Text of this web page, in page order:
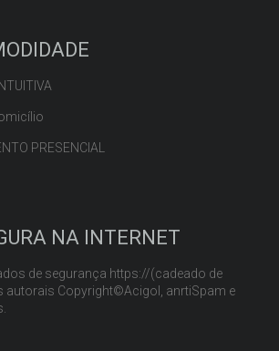
PRESENCIAL
NA INTERNET
de segurança https://(cadeado de
autorais Copyright©Acigol, anrtiSpam e